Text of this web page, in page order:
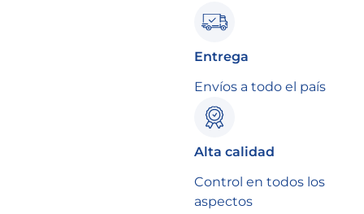
Entrega
Envíos a todo el país
Alta calidad
Control en todos los
aspectos